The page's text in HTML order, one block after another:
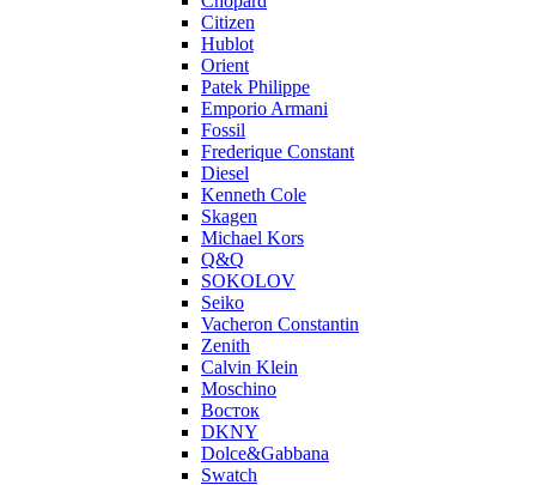
Citizen
Hublot
Orient
Patek Philippe
Emporio Armani
Fossil
Frederique Constant
Diesel
Kenneth Cole
Skagen
Michael Kors
Q&Q
SOKOLOV
Seiko
Vacheron Constantin
Zenith
Calvin Klein
Moschino
Восток
DKNY
Dolce&Gabbana
Swatch